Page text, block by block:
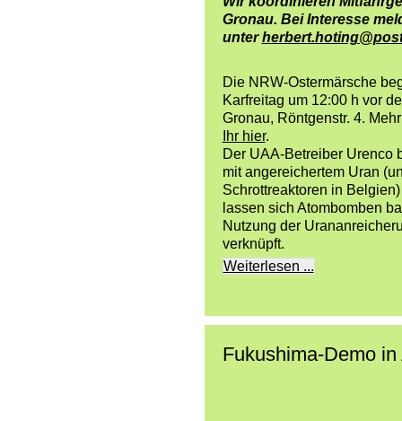
Gronau. Bei Interesse
unter
Die NRW-Ostermärsche
Karfreitag um 12:00 h vor
Gronau, Röntgenstr. 4.
Ihr hier.
Der UAA-Betreiber Urenco
mit angereichertem Uran
Schrottreaktoren in
lassen sich Atombomben
Nutzung der
verknüpft.
Weiterlesen ...
Fukushima-Demo